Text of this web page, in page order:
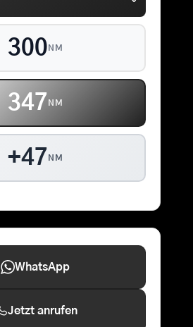
300 NM
347 NM
+47 NM
WhatsApp
Jetzt anrufen